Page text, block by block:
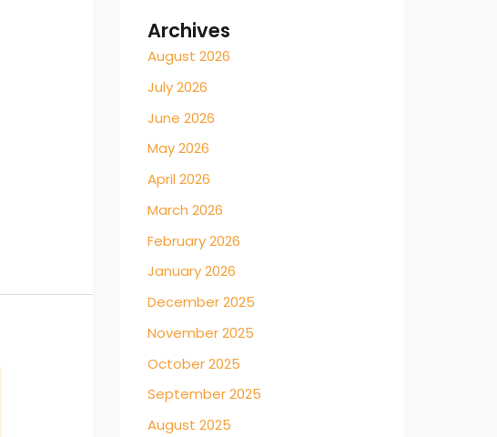
Archives
August 2026
July 2026
June 2026
May 2026
April 2026
March 2026
February 2026
January 2026
December 2025
November 2025
October 2025
September 2025
August 2025